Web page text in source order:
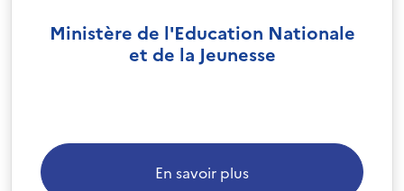
Ministère de l'Education Nationale
et de la Jeunesse
En savoir plus